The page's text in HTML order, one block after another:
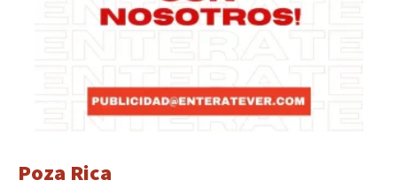
Poza Rica